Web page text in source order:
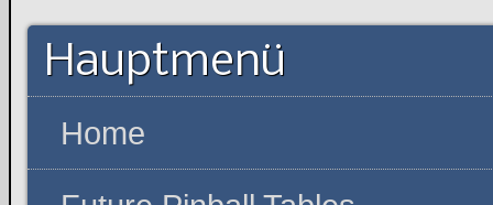
Hauptmenü
Home